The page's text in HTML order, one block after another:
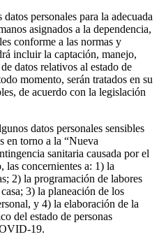
personales para la adecuada
asignados a la dependencia,
conforme a las normas y
incluir la captación, manejo,
datos relativos al estado de
momento, serán tratados en su
de acuerdo con la legislación
datos personales sensibles
en torno a la “Nueva
sanitaria causada por el
concernientes a: 1) la
2) la programación de labores
3) la planeación de los
y 4) la elaboración de la
del estado de personas
19.